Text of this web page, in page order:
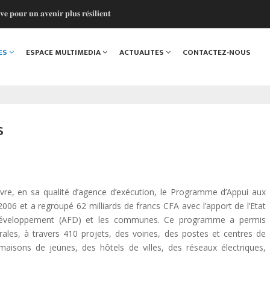
𝐩𝐨𝐮𝐫 𝐮𝐧 𝐚𝐯𝐞𝐧𝐢𝐫 𝐩𝐥𝐮𝐬 𝐫𝐞́𝐬𝐢𝐥𝐢𝐞𝐧𝐭
𝐥𝐞𝐬 𝐟𝐢𝐧𝐚𝐧𝐜𝐞𝐬 𝐥𝐨𝐜𝐚𝐥𝐞𝐬 𝐚𝐮 𝐒𝐞́𝐧𝐞́𝐠𝐚𝐥
𝐥’𝐀𝐃𝐌 𝐩𝐨𝐮𝐫 𝐜𝐞́𝐥𝐞́𝐛𝐫𝐞𝐫 𝐥'𝐞𝐬𝐩𝐫𝐢𝐭 𝐨𝐥𝐲𝐦𝐩𝐢𝐪𝐮𝐞 !
𝐫𝐞𝐧𝐟𝐨𝐫𝐜𝐞 𝐥𝐚 𝐜𝐨𝐨𝐫𝐝𝐢𝐧𝐚𝐭𝐢𝐨𝐧 𝐝𝐞𝐬 𝐚𝐜𝐭𝐞𝐮𝐫𝐬
ESPACE MULTIMEDIA ACTUALITES CONTACTEZ-NOUS
en sa qualité d’agence d’exécution, le Programme d’Appui aux
et a regroupé 62 milliards de francs CFA avec l’apport de l’Etat
(AFD) et les communes. Ce programme a permis
à travers 410 projets, des voiries, des postes et centres de
de jeunes, des hôtels de villes, des réseaux électriques,